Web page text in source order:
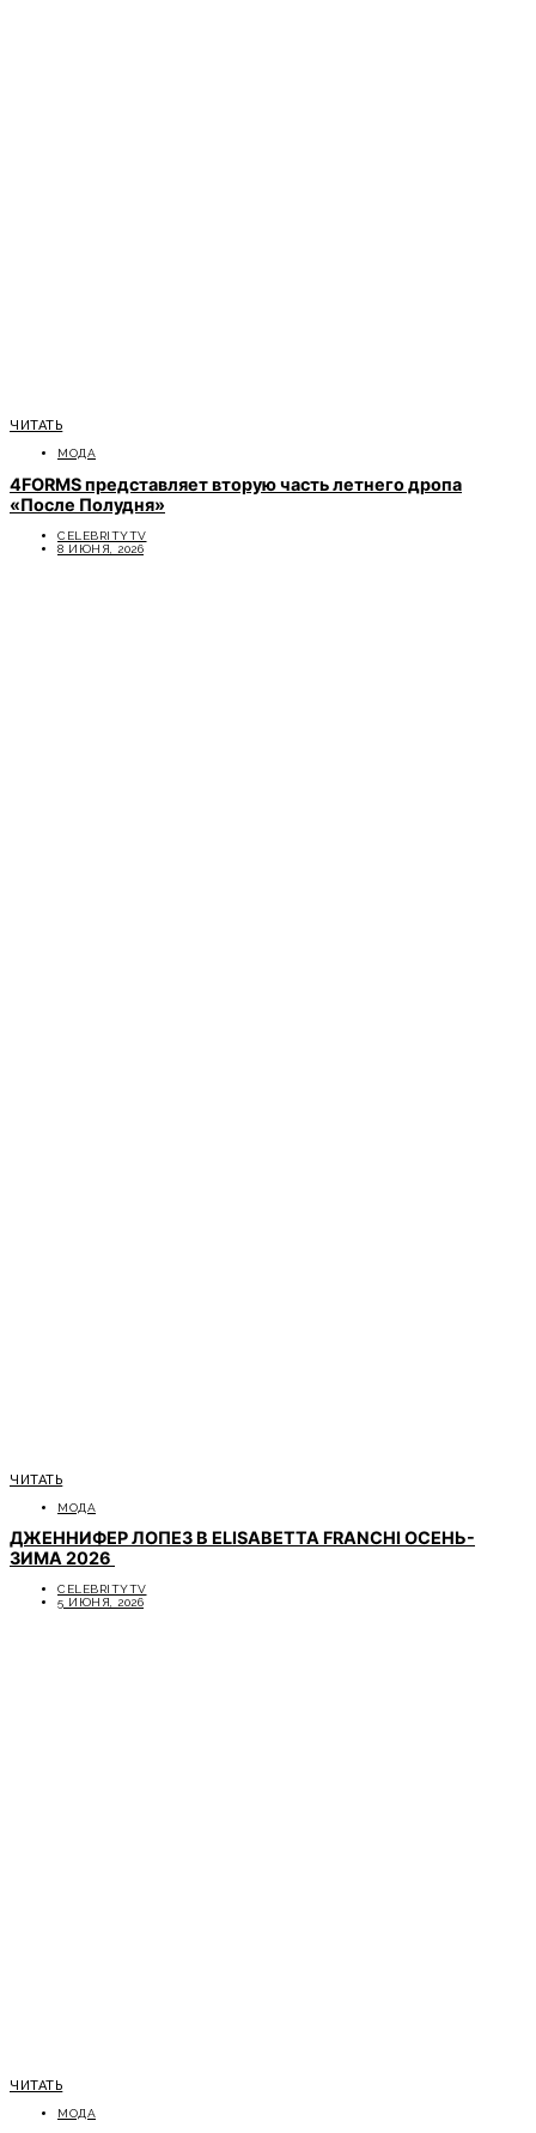
ЧИТАТЬ
МОДА
4FORMS представляет вторую часть летнего дропа
«После Полудня»
CELEBRITYTV
8 ИЮНЯ, 2026
ЧИТАТЬ
МОДА
ДЖЕННИФЕР ЛОПЕЗ В ELISABETTA FRANCHI ОСЕНЬ-
ЗИМА 2026
CELEBRITYTV
5 ИЮНЯ, 2026
ЧИТАТЬ
МОДА